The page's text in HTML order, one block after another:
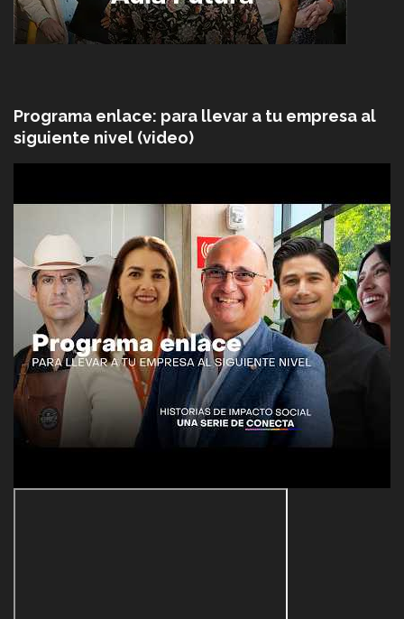
Programa enlace: para llevar a tu empresa al
siguiente nivel (video)